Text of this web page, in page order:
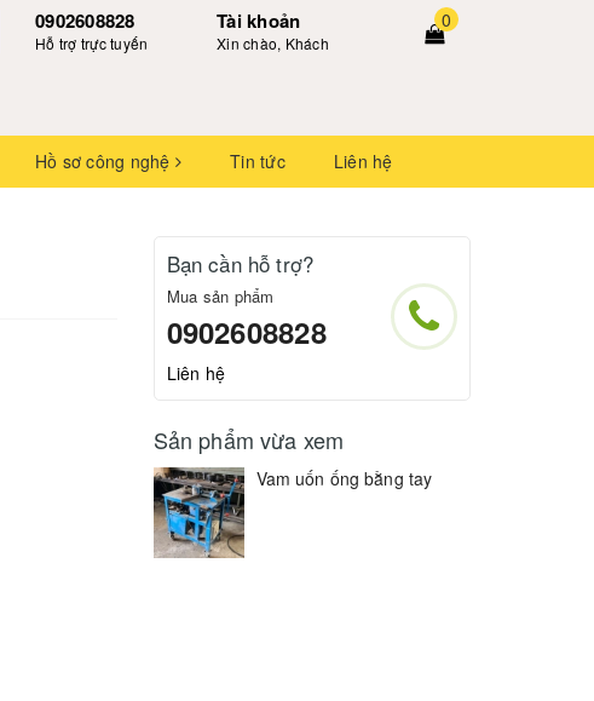
0902608828
Hỗ trợ trực tuyến
Tài khoản
Xin chào, Khách
0
Hồ sơ công nghệ Tin tức Liên hệ
Bạn cần hỗ trợ?
Mua sản phẩm
0902608828
Liên hệ
Sản phẩm vừa xem
Vam uốn ống bằng tay